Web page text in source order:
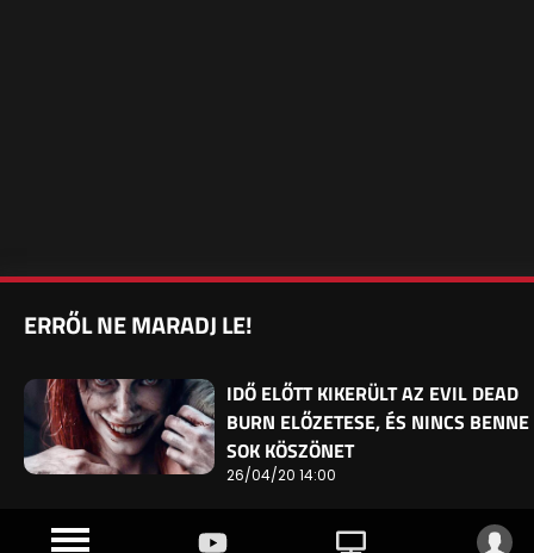
ERRŐL NE MARADJ LE!
IDŐ ELŐTT KIKERÜLT AZ EVIL DEAD
BURN ELŐZETESE, ÉS NINCS BENNE
SOK KÖSZÖNET
26/04/20 14:00